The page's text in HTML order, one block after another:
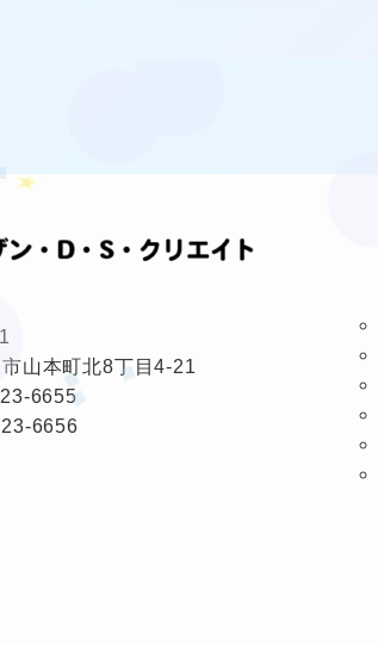
山本町北8丁目4-21
6655
6656